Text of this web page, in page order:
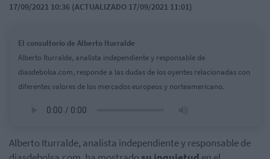
17/09/2021 10:36 (ACTUALIZADO 17/09/2021 11:01)
El consultorio de Alberto Iturralde
Alberto Iturralde, analista independiente y responsable de
diasdebolsa.com, responde a las dudas de los oyentes relacionadas con
diferentes valores de los mercados europeos y norteamericano.
Alberto Iturralde, analista independiente y responsable de